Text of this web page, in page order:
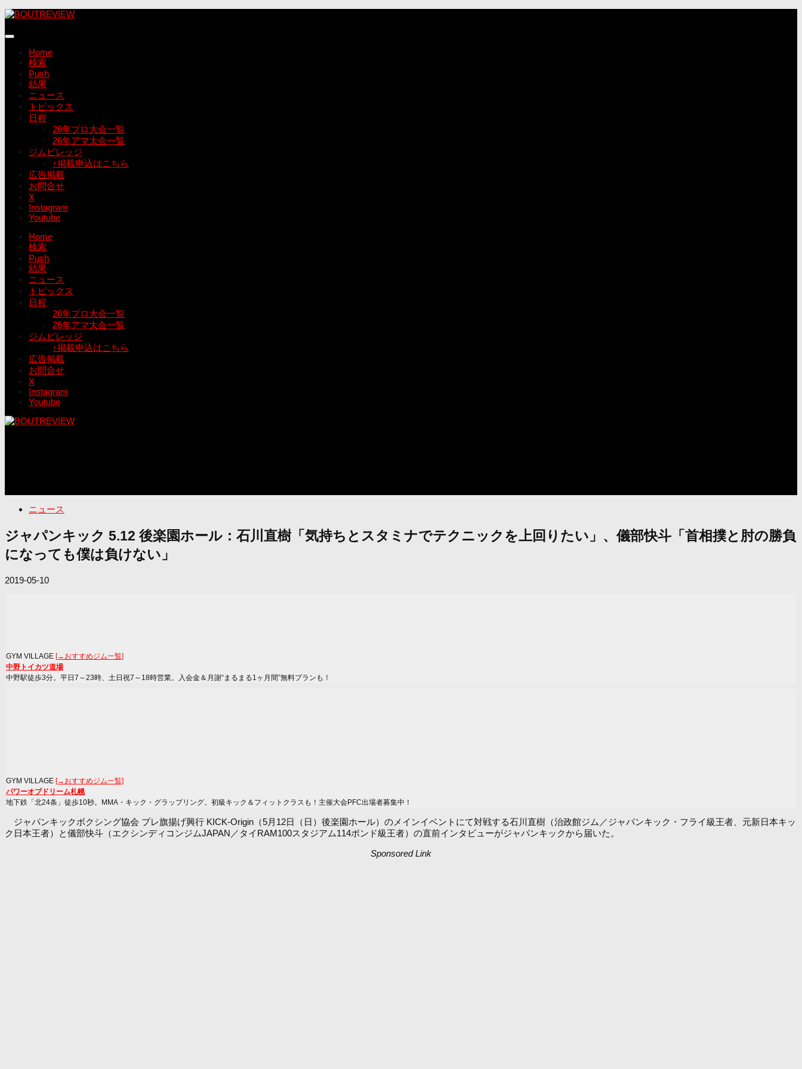
コ
テ
Home
検索
Push
結果
ニュース
トピックス
日程
26年プロ大会一覧
26年アマ大会一覧
ジムビレッジ
↑掲載申込はこちら
広告掲載
お問合せ
X
Instagram
Youtube
Home
検索
Push
結果
ニュース
トピックス
日程
26年プロ大会一覧
26年アマ大会一覧
ジムビレッジ
↑掲載申込はこちら
広告掲載
お問合せ
X
Instagram
Youtube
ニュース
ジャパンキック 5.12 後楽園ホール：石川直樹「気持ちとスタミナでテクニックを上回りたい」、儀部快斗「首相撲と肘の勝負
になっても僕は負けない」
2019-05-10
GYM VILLAGE [→おすすめジム一覧]
中野トイカツ道場
中野駅徒歩3分。平日7～23時、土日祝7～18時営業。入会金＆月謝“まるまる1ヶ月間”無料プランも！
GYM VILLAGE [→おすすめジム一覧]
パワーオブドリーム札幌
地下鉄「北24条」徒歩10秒。MMA・キック・グラップリング。初級キック＆フィットクラスも！主催大会PFC出場者募集中！
ジャパンキックボクシング協会 プレ旗揚げ興行 KICK-Origin（5月12日（日）後楽園ホール）のメインイベントにて対戦する石川直樹（治政館ジム／ジャパンキック・フライ級王者、元新日本キッ
ク日本王者）と儀部快斗（エクシンディコンジムJAPAN／タイRAM100スタジアム114ポンド級王者）の直前インタビューがジャパンキックから届いた。
Sponsored Link